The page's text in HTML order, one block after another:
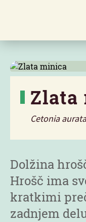
Zlata
Cetonia aurata
Dolžina
Hrošč ima
kratkimi
zadnjem